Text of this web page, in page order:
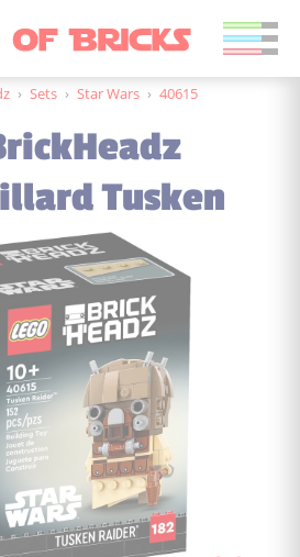
› Sets › Star Wars › 40615
Tusken